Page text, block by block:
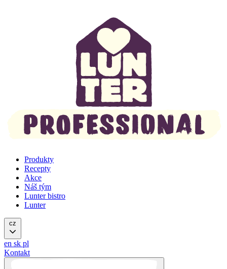
Produkty
Recepty
Akce
Náš tým
Lunter bistro
Lunter
cz
en sk pl
Kontakt